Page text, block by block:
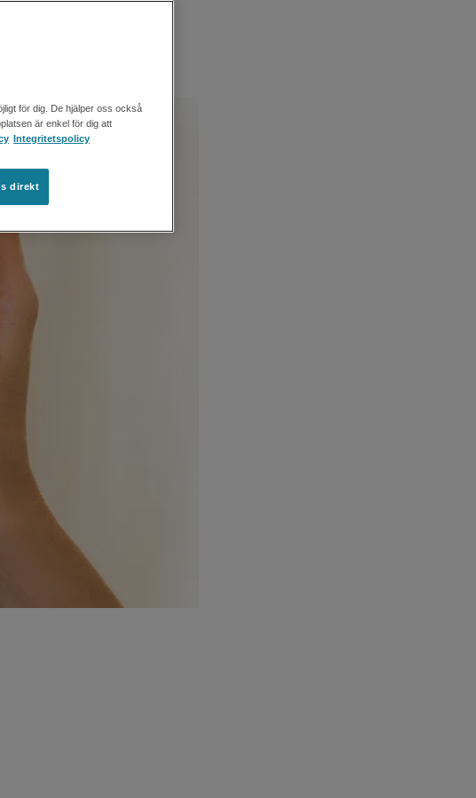
för dig. De hjälper oss också
är enkel för dig att
Integritetspolicy
direkt